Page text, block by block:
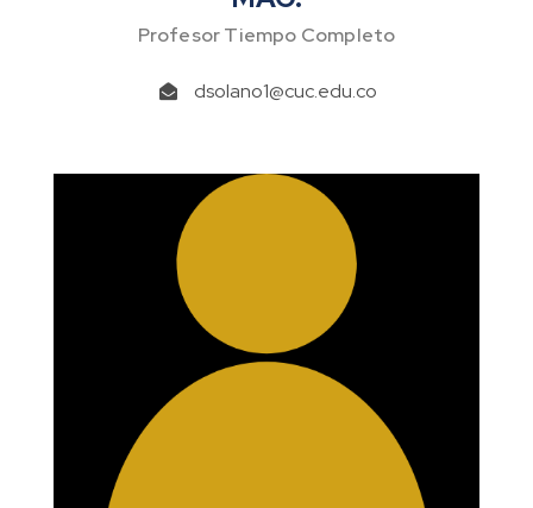
Profesor Tiempo Completo
dsolano1@cuc.edu.co